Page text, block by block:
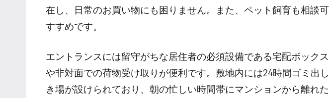
在し、日常のお買い物にも困りません。また、ペット飼育も相談
すすめです。
エントランスには留守がちな居住者の必須設備である宅配ボック
や非対面での荷物受け取りが便利です。敷地内には24時間ゴミ出
き場が設けられており、朝の忙しい時間帯にマンションから離れ